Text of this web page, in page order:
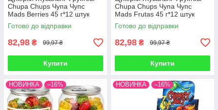
Chupa Chups Чупа Чупс
Mads Berries 45 г*12 штук
(Упаковка) Іспанія
Готово до відправки
82,98 ₴ 99,97 ₴
Купити
Chupa Chups Чупа Чупс
Mads Frutas 45 г*12 штук
(Упаковка) Іспанія
Готово до відправки
82,98 ₴ 99,97 ₴
Купити
НОВИНКА –16% НОВИНКА –16%